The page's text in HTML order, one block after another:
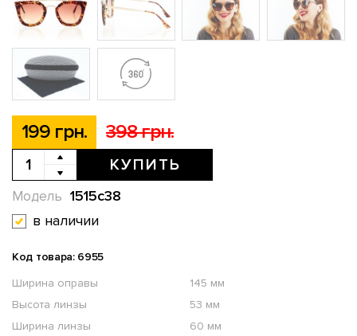
199 грн. 398 грн.
КУПИТЬ
1515c38
Модель
в наличии
Код товара: 6955
Ширина оправы
145 мм
Высота линзы
53 мм
Ширина линзы
60 мм